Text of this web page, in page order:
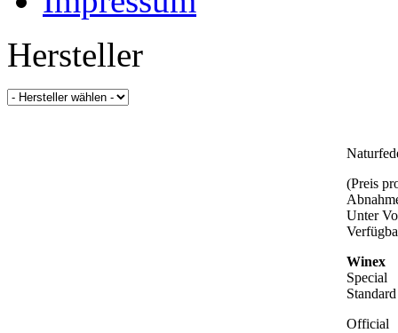
Hersteller
(Preis
Unter
Winex
Special
Standard
Official